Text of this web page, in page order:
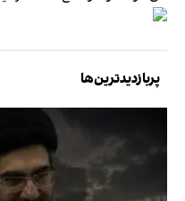
پربازدیدترین‌ها